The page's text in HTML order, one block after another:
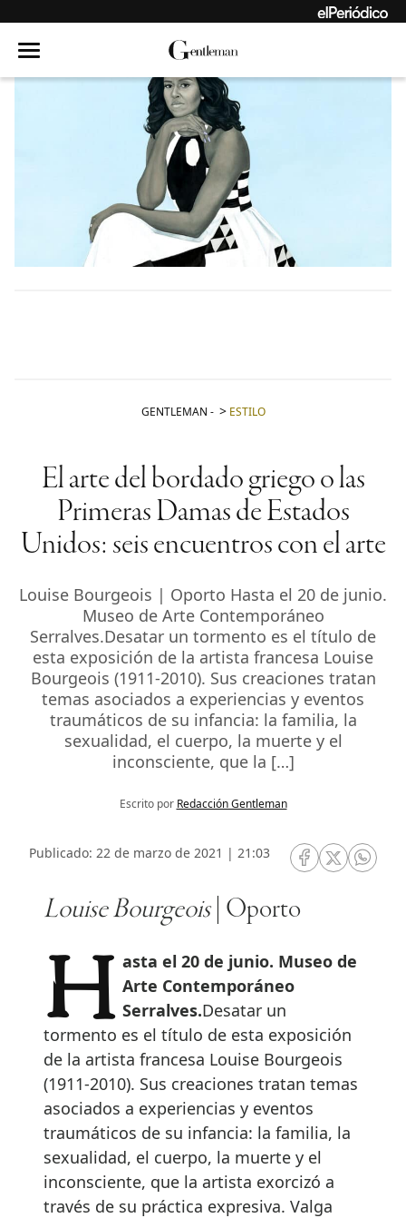
GENTLEMAN - ESTILO
El arte del bordado griego o las
Primeras Damas de Estados
Unidos: seis encuentros con el arte
Louise Bourgeois | Oporto Hasta el 20 de junio.
Museo de Arte Contemporáneo
Serralves.Desatar un tormento es el título de
esta exposición de la artista francesa Louise
Bourgeois (1911-2010). Sus creaciones tratan
temas asociados a experiencias y eventos
traumáticos de su infancia: la familia, la
sexualidad, el cuerpo, la muerte y el
inconsciente, que la […]
Escrito por Redacción Gentleman
Publicado: 22 de marzo de 2021 | 21:03
RRSS Facebook
RRSSRRSS
Louise Bourgeois| Oporto
Hasta el 20 de junio. Museo de Arte Contemporáneo
Serralves.Desatar un
tormento es el título de esta exposición
de la artista francesa Louise Bourgeois
(1911-2010). Sus creaciones tratan temas
asociados a experiencias y eventos
traumáticos de su infancia: la familia, la
sexualidad, el cuerpo, la muerte y el
inconsciente, que la artista exorcizó a
través de su práctica expresiva. Valga